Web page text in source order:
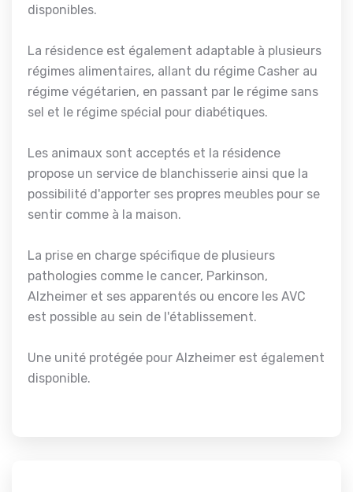
disponibles.
La résidence est également adaptable à plusieurs
régimes alimentaires, allant du régime Casher au
régime végétarien, en passant par le régime sans
sel et le régime spécial pour diabétiques.
Les animaux sont acceptés et la résidence
propose un service de blanchisserie ainsi que la
possibilité d'apporter ses propres meubles pour se
sentir comme à la maison.
La prise en charge spécifique de plusieurs
pathologies comme le cancer, Parkinson,
Alzheimer et ses apparentés ou encore les AVC
est possible au sein de l'établissement.
Une unité protégée pour Alzheimer est également
disponible.